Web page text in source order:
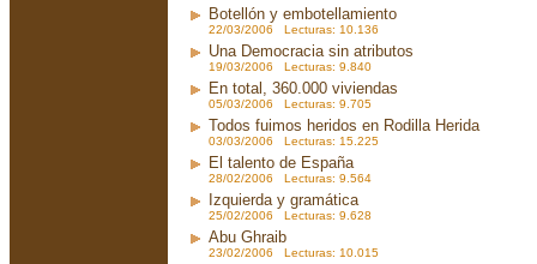
Botellón y embotellamiento
22/03/2006 Lecturas: 10.136
Una Democracia sin atributos
19/03/2006 Lecturas: 9.840
En total, 360.000 viviendas
05/03/2006 Lecturas: 9.705
Todos fuimos heridos en Rodilla Herida
03/03/2006 Lecturas: 15.225
El talento de España
28/02/2006 Lecturas: 9.564
Izquierda y gramática
25/02/2006 Lecturas: 9.628
Abu Ghraib
23/02/2006 Lecturas: 10.015